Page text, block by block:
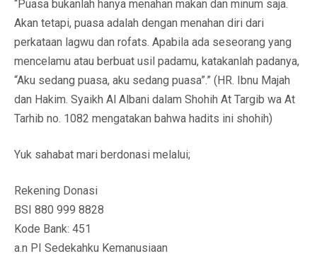
“Puasa bukanlah hanya menahan makan dan minum saja.
Akan tetapi, puasa adalah dengan menahan diri dari
perkataan lagwu dan rofats. Apabila ada seseorang yang
mencelamu atau berbuat usil padamu, katakanlah padanya,
“Aku sedang puasa, aku sedang puasa”.” (HR. Ibnu Majah
dan Hakim. Syaikh Al Albani dalam Shohih At Targib wa At
Tarhib no. 1082 mengatakan bahwa hadits ini shohih)
Yuk sahabat mari berdonasi melalui;
Rekening Donasi
BSI 880 999 8828
Kode Bank: 451
a.n PI Sedekahku Kemanusiaan